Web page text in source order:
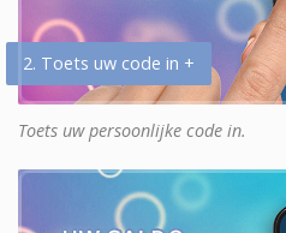
2. Toets uw code in +
Toets uw persoonlijke code in.